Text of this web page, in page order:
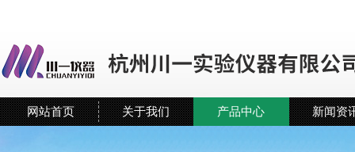
网站首页 关于我们 产品中心 新闻资